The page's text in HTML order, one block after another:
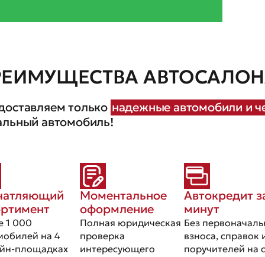
только надежные автомобили и
автомобиль!
1 000
на 4
площадках
Моментальное
оформление
Полная юридическая
проверка
интересующего
Автокредит
минут
Без
взноса, справок
поручителей на